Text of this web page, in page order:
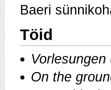
Baeri
Töid
On the